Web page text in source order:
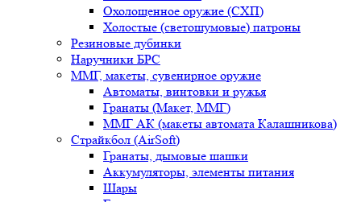
Охолощенное оружие (СХП)
Холостые (светошумовые) патроны
Резиновые дубинки
Наручники БРС
ММГ, макеты, сувенирное оружие
Автоматы, винтовки и ружья
Гранаты (Макет, ММГ)
ММГ АК (макеты автомата Калашникова)
Страйкбол (AirSoft)
Гранаты, дымовые шашки
Аккумуляторы, элементы питания
Шары